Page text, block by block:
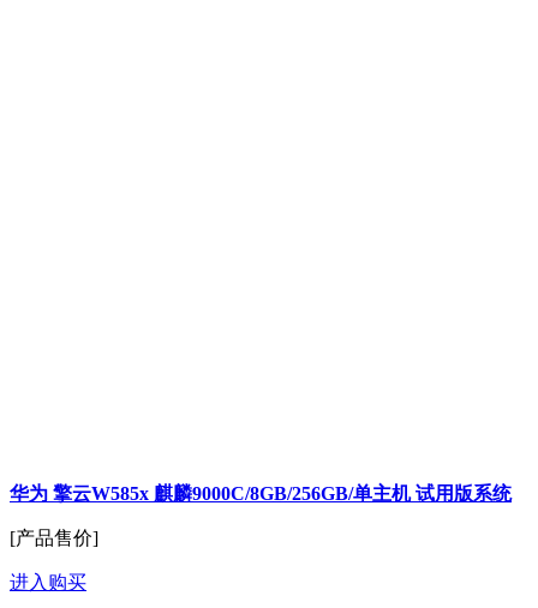
华为 擎云W585x 麒麟9000C/8GB/256GB/单主机 试用版系统
[产品售价]
进入购买